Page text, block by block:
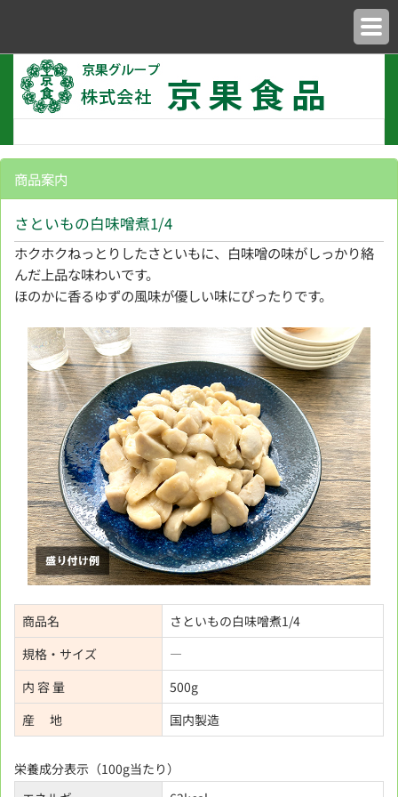
商品案内
さといもの白味噌煮1/4
ホクホクねっとりしたさといもに、白味噌の味がしっかり絡
んだ上品な味わいです。
ほのかに香るゆずの風味が優しい味にぴったりです。
商品名
さといもの白味噌煮1/4
規格・サイズ
―
内 容 量
500g
産 地
国内製造
栄養成分表示（100g当たり）